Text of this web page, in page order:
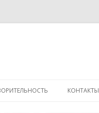
КОНТАКТЫ